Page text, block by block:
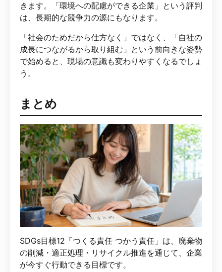
きます。「環境への配慮ができる企業」という評判
は、長期的な競争力の源にもなります。
「社会のためだから仕方なく」ではなく、「自社の
成長につながるから取り組む」という前向きな姿勢
で始めると、現場の意識も変わりやすくなるでしょ
う。
まとめ
SDGs目標12「つくる責任 つかう責任」は、廃棄物
の削減・適正処理・リサイクル推進を通じて、企業
が今すぐ行動できる目標です。